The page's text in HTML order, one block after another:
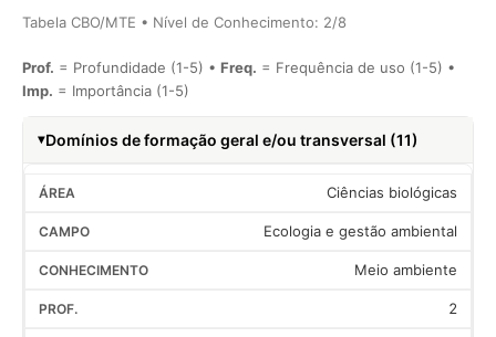
Tabela CBO/MTE • Nível de Conhecimento: 2/8
Prof. = Profundidade (1-5) • Freq. = Frequência de uso (1-5) •
Imp. = Importância (1-5)
Domínios de formação geral e/ou transversal (11)
Ciências biológicas
Ecologia e gestão ambiental
Meio ambiente
2